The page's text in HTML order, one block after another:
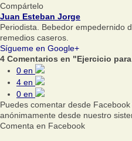
Compártelo
Juan Esteban Jorge
Periodista. Bebedor empedernido
remedios caseros.
Sígueme en Google+
4 Comentarios en "Ejercicio
0 en
4 en
0 en
Puedes comentar desde
anónimamente desde nuestro
Comenta en Facebook